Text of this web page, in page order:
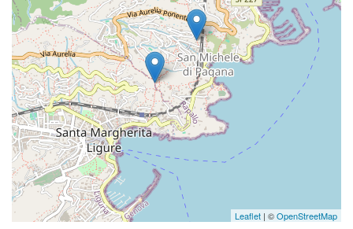
Leaflet | ©OpenStreetMap